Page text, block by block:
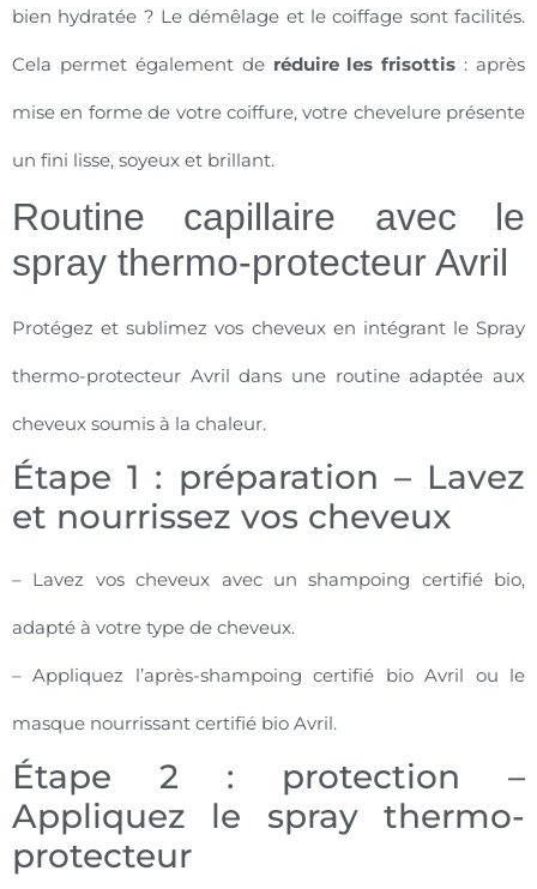
bien hydratée ? Le démêlage et le coiffage sont facilités.
Cela permet également de réduire les frisottis : après
mise en forme de votre coiffure, votre chevelure présente
un fini lisse, soyeux et brillant.
Routine capillaire avec le
spray thermo-protecteur Avril
Protégez et sublimez vos cheveux en intégrant le Spray
thermo-protecteur Avril dans une routine adaptée aux
cheveux soumis à la chaleur.
Étape 1 : préparation – Lavez
et nourrissez vos cheveux
– Lavez vos cheveux avec un shampoing certifié bio,
adapté à votre type de cheveux.
– Appliquez l’après-shampoing certifié bio Avril ou le
masque nourrissant certifié bio Avril.
Étape 2 : protection –
Appliquez le spray thermo-
protecteur